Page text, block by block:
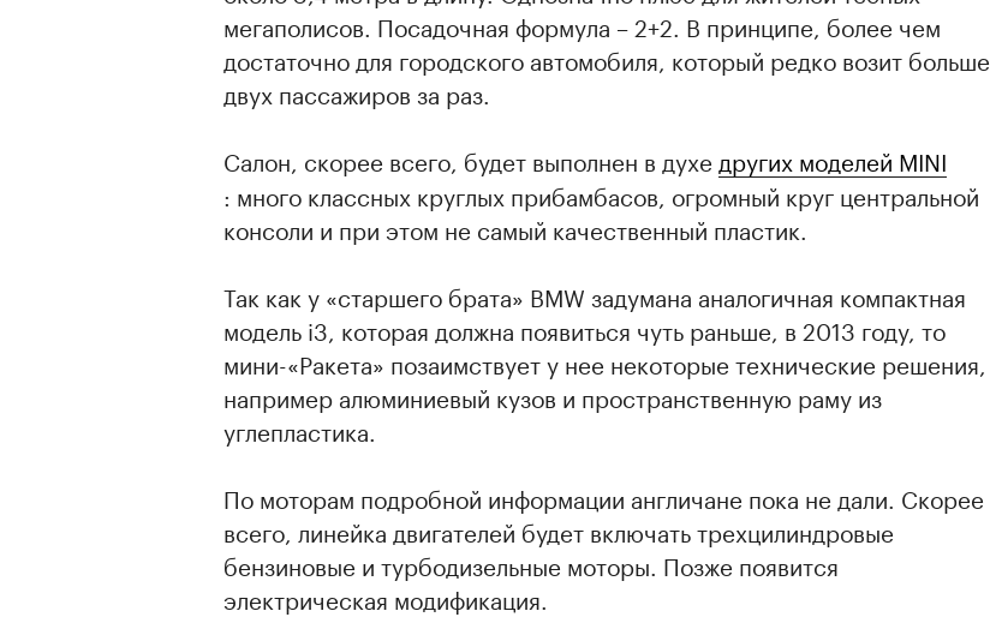
мегаполисов. Посадочная формула – 2+2. В принципе, более чем
достаточно для городского автомобиля, который редко возит больше
двух пассажиров за раз.
Салон, скорее всего, будет выполнен в духе других моделей MINI
00:00 / 00:00
: много классных круглых прибамбасов, огромный круг центральной
консоли и при этом не самый качественный пластик.
Так как у «старшего брата» BMW задумана аналогичная компактная
модель i3, которая должна появиться чуть раньше, в 2013 году, то
мини-«Ракета» позаимствует у нее некоторые технические решения,
например алюминиевый кузов и пространственную раму из
углепластика.
По моторам подробной информации англичане пока не дали. Скорее
всего, линейка двигателей будет включать трехцилиндровые
бензиновые и турбодизельные моторы. Позже появится
электрическая модификация.